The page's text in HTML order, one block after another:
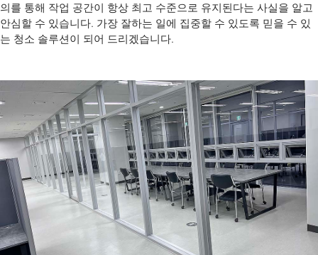
의를 통해 작업 공간이 항상 최고 수준으로 유지된다는 사실을 알고
안심할 수 있습니다. 가장 잘하는 일에 집중할 수 있도록 믿을 수 있
는 청소 솔루션이 되어 드리겠습니다.